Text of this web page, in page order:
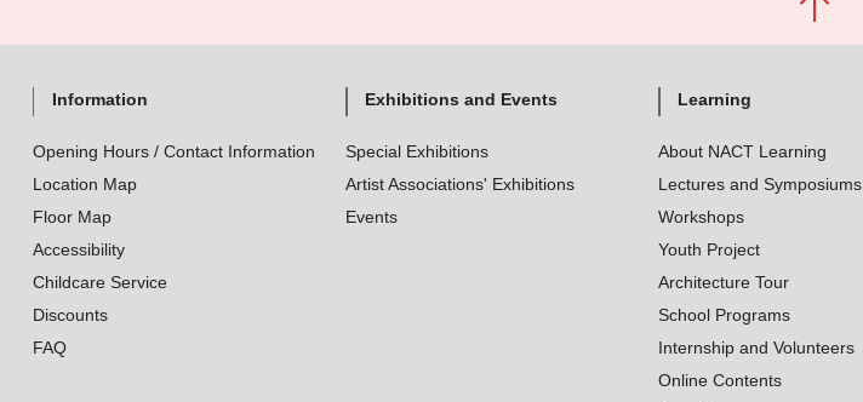
Information
Opening Hours / Contact Information
Location Map
Floor Map
Accessibility
Childcare Service
Discounts
FAQ
Exhibitions and Events
Special Exhibitions
Artist Associations' Exhibitions
Events
Learning
About NACT Learning
Lectures and Symposiums
Workshops
Youth Project
Architecture Tour
School Programs
Internship and Volunteers
Online Contents